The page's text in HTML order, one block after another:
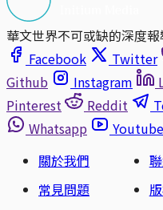
華文世界不可或缺的深度
Facebook
Twitter
Github
Instagram
Pinterest
Reddit
Whatsapp
Youtube
關於我們
常見問題